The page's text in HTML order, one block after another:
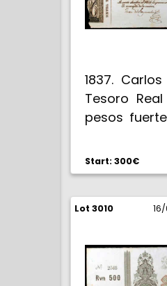
1837.
Tesoro
pesos
B. Con
Pretendiente.
Start: 300€
Lot 3010